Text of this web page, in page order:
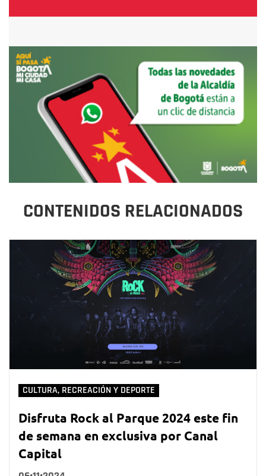
CONTENIDOS RELACIONADOS
CULTURA, RECREACIÓN Y DEPORTE
Disfruta Rock al Parque 2024 este fin
de semana en exclusiva por Canal
Capital